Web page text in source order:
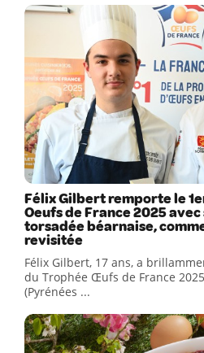
Félix Gilbert remporte le
Oeufs de France 2025
torsadée béarnaise,
revisitée
Félix Gilbert, 17 ans, a
du Trophée Œufs de France
(Pyrénées ...